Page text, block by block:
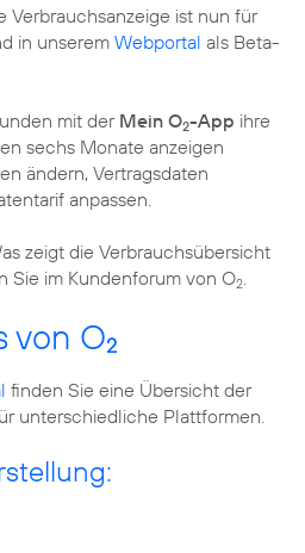
Verbrauchsanzeige ist nun für
in unserem Webportal als Beta-
mit der Mein O2-App ihre
sechs Monate anzeigen
ändern, Vertragsdaten
anpassen.
zeigt die Verbrauchsübersicht
Sie im Kundenforum von O2.
von O2
finden Sie eine Übersicht der
unterschiedliche Plattformen.